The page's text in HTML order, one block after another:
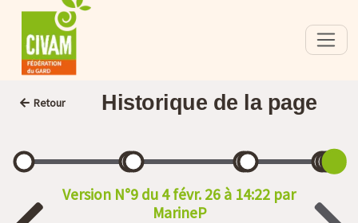
Retour Historique de la page
Version N°9 du 4 févr. 26 à 14:22 par
MarineP